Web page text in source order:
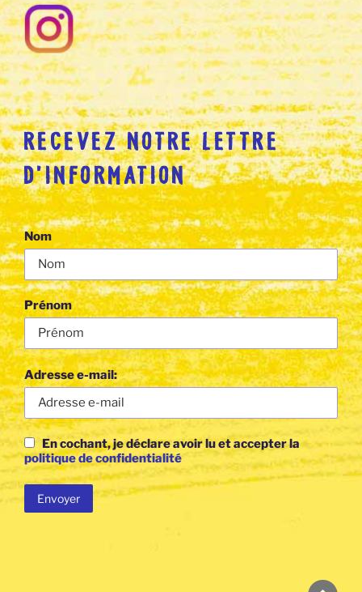
RECEVEZ NOTRE LETTRE
D’INFORMATION
Nom
Prénom
Adresse e-mail:
En cochant, je déclare avoir lu et accepter la
politique de confidentialité